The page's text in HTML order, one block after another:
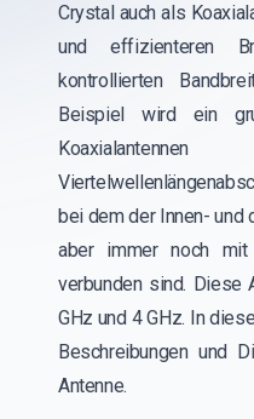
Crystal auch als
und effizienteren
kontrollierten
Beispiel wird ein
bei dem der Innen- und
aber immer noch mit
verbunden sind. Diese
GHz und 4 GHz. In
Beschreibungen und
Antenne.